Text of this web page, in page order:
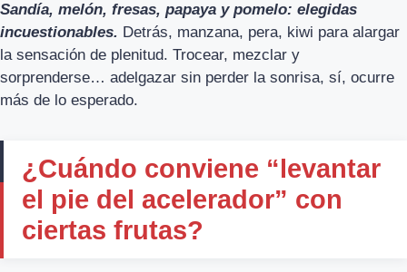
Sandía, melón, fresas, papaya y pomelo: elegidas
incuestionables. Detrás, manzana, pera, kiwi para alargar
la sensación de plenitud. Trocear, mezclar y
sorprenderse… adelgazar sin perder la sonrisa, sí, ocurre
más de lo esperado.
¿Cuándo conviene “levantar
el pie del acelerador” con
ciertas frutas?